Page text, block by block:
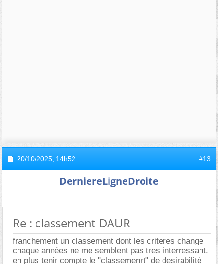
20/10/2025, 14h52 #13
DerniereLigneDroite
Re : classement DAUR
franchement un classement dont les criteres change
chaque années ne me semblent pas tres interressant.
en plus tenir compte le "classemenrt" de desirabilité